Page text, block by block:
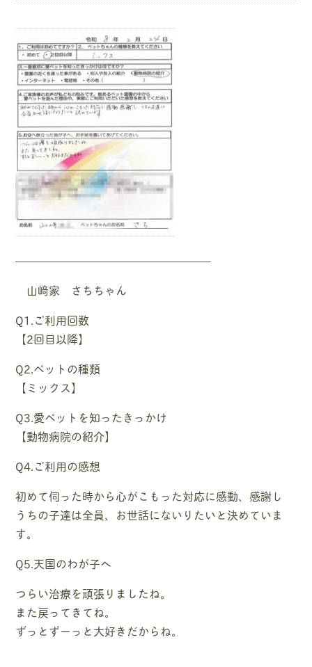
—————————————————–
山﨑家 さちちゃん
Q1.ご利用回数
【2回目以降】
Q2.ペットの種類
【ミックス】
Q3.愛ペットを知ったきっかけ
【動物病院の紹介】
Q4.ご利用の感想
初めて伺った時から心がこもった対応に感動、感謝し
うちの子達は全員、お世話にないりたいと決めていま
す。
Q5.天国のわが子へ
つらい治療を頑張りましたね。
また戻ってきてね。
ずっとずーっと大好きだからね。